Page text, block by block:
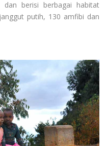
dan berisi berbagai habitat
putih, 130 amfibi dan